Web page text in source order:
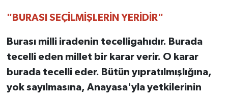
"BURASI SEÇİLMİŞLERİN YERİDİR"
Burası milli iradenin tecelligahıdır. Burada
tecelli eden millet bir karar verir. O karar
burada tecelli eder. Bütün yıpratılmışlığına,
yok sayılmasına, Anayasa'yla yetkilerinin